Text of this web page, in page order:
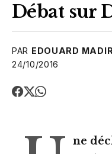
Débat sur
PAR EDOUARD
24/10/2016
ne